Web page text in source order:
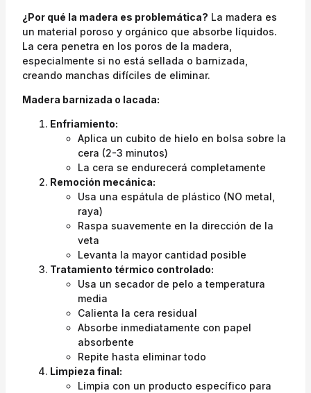
¿Por qué la madera es problemática? La madera es
un material poroso y orgánico que absorbe líquidos.
La cera penetra en los poros de la madera,
especialmente si no está sellada o barnizada,
creando manchas difíciles de eliminar.
Madera barnizada o lacada:
Enfriamiento:
Aplica un cubito de hielo en bolsa sobre la
cera (2-3 minutos)
La cera se endurecerá completamente
Remoción mecánica:
Usa una espátula de plástico (NO metal,
raya)
Raspa suavemente en la dirección de la
veta
Levanta la mayor cantidad posible
Tratamiento térmico controlado:
Usa un secador de pelo a temperatura
media
Calienta la cera residual
Absorbe inmediatamente con papel
absorbente
Repite hasta eliminar todo
Limpieza final:
Limpia con un producto específico para